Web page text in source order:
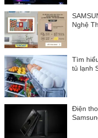
Nghệ
Tìm
tủ lạnh
Điện